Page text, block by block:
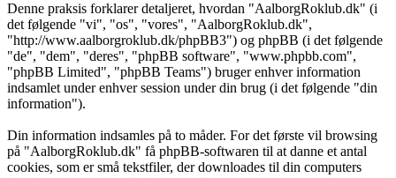
Denne praksis forklarer detaljeret, hvordan "AalborgRoklub.dk" (i
det følgende "vi", "os", "vores", "AalborgRoklub.dk",
"http://www.aalborgroklub.dk/phpBB3") og phpBB (i det følgende
"de", "dem", "deres", "phpBB software", "www.phpbb.com",
"phpBB Limited", "phpBB Teams") bruger enhver information
indsamlet under enhver session under din brug (i det følgende "din
information").
Din information indsamles på to måder. For det første vil browsing
på "AalborgRoklub.dk" få phpBB-softwaren til at danne et antal
cookies, som er små tekstfiler, der downloades til din computers